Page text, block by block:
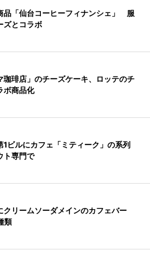
品「仙台コーヒーフィナンシェ」 服
ズとコラボ
珈琲店」のチーズケーキ、ロッテのチ
ボ商品化
1ビルにカフェ「ミティーク」の系列
専門で
クリームソーダメインのカフェバー
類